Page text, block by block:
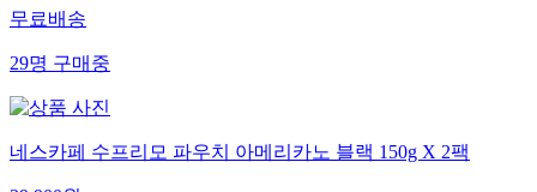
무료배송
29명구매중
네스카페 수프리모 파우치 아메리카노 블랙 150g X 2팩